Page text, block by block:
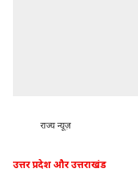
राज्य न्यूज़
उत्तर प्रदेश और उत्तराखंड